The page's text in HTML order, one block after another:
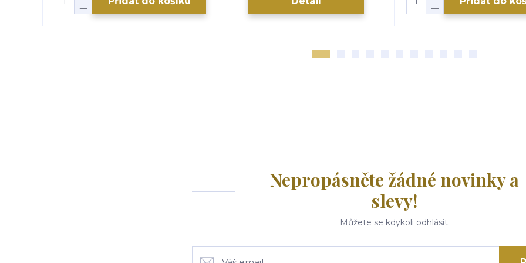
Nepropásněte žádné novinky a
slevy!
Můžete se kdykoli odhlásit.